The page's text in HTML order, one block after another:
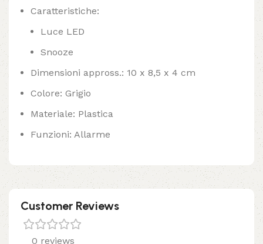
Caratteristiche:
Luce LED
Snooze
Dimensioni appross.: 10 x 8,5 x 4 cm
Colore: Grigio
Materiale: Plastica
Funzioni: Allarme
Customer Reviews
0 reviews